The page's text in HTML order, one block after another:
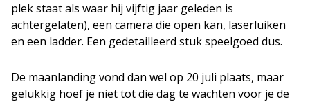
plek staat als waar hij vijftig jaar geleden is
achtergelaten), een camera die open kan, laserluiken
en een ladder. Een gedetailleerd stuk speelgoed dus.
De maanlanding vond dan wel op 20 juli plaats, maar
gelukkig hoef je niet tot die dag te wachten voor je de